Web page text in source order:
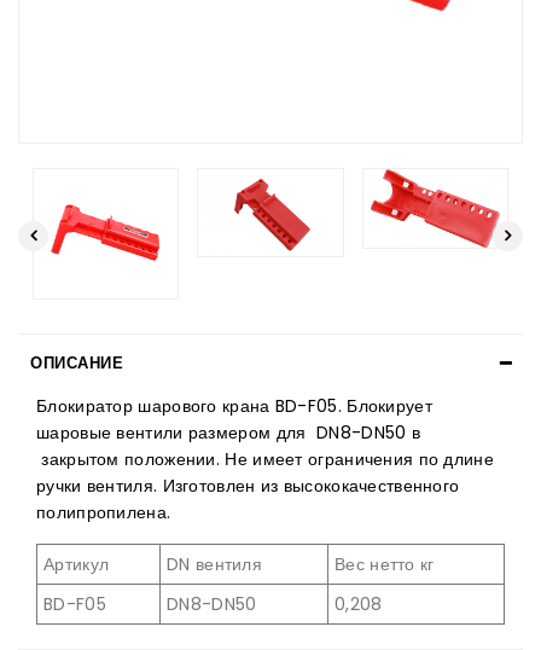
ОПИСАНИЕ
Блокиратор шарового крана BD-F05. Блокирует
шаровые вентили размером для DN8-DN50 в
закрытом положении. Не имеет ограничения по длине
ручки вентиля. Изготовлен из высококачественного
полипропилена.
Артикул DN вентиля
Вес нетто кг
BD-F05
DN8-DN50 0,208